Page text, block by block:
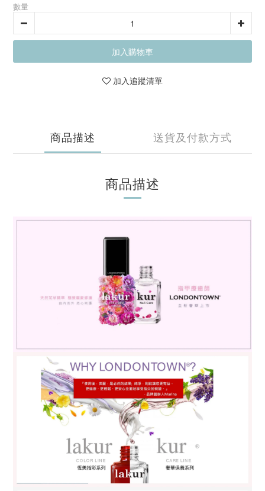
數量
加入購物車
加入追蹤清單
商品描述 送貨及付款方式
商品描述